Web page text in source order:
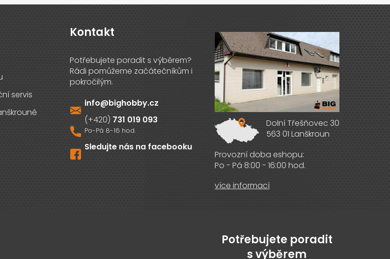
servis
Kontakt
info@bighobby.cz
731 019 093
Sledujte nás na facebooku
Dolní Třešňovec 30
563 01 Lanškroun
Provozní doba eshopu:
Po - Pá 8:00 - 16:00 hod.
více informací
Potřebujete poradit
s výběrem